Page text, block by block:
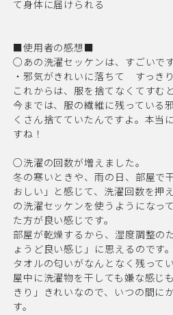
て身体に届けられる
■使用者の感想■
○あの洗濯セッケンは、すごいで
・邪気がきれいに落ちて すっきり
これからは、服を捨てなくてすむ
今までは、服の繊維に残っている
くさん捨てていたんですよ。本当
すね！
○洗濯の回数が増えました。
冬の寒いときや、雨の日、部屋で
おしい」と感じて、洗濯回数を押
の洗濯セッケンを使うようになっ
た方が良い感じです。
部屋が乾燥するから、湿度調整の
ょうど良い感じ」に思えるのです。
タオルの匂いがなんとなく残って
屋中に洗濯物を干しても嫌な感じ
きり」きれいなので、いつの間に
す。